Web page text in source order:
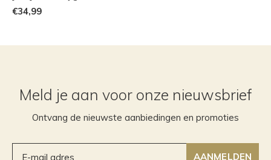
€34,99
Meld je aan voor onze nieuwsbrief
Ontvang de nieuwste aanbiedingen en promoties
AANMELDEN